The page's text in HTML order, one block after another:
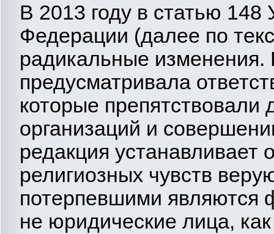
В 2013 году в статью 148
Федерации (далее по
радикальные
предусматривала
которые препятствовали
организаций и
редакция устанавливает
религиозных чувств
потерпевшими являются
не юридические лица,